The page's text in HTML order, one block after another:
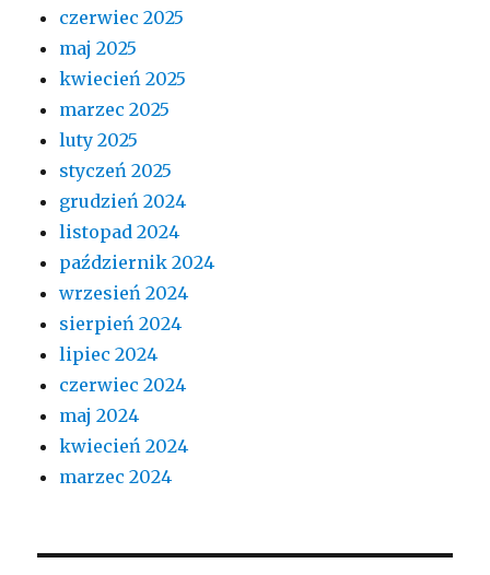
czerwiec 2025
maj 2025
kwiecień 2025
marzec 2025
luty 2025
styczeń 2025
grudzień 2024
listopad 2024
październik 2024
wrzesień 2024
sierpień 2024
lipiec 2024
czerwiec 2024
maj 2024
kwiecień 2024
marzec 2024